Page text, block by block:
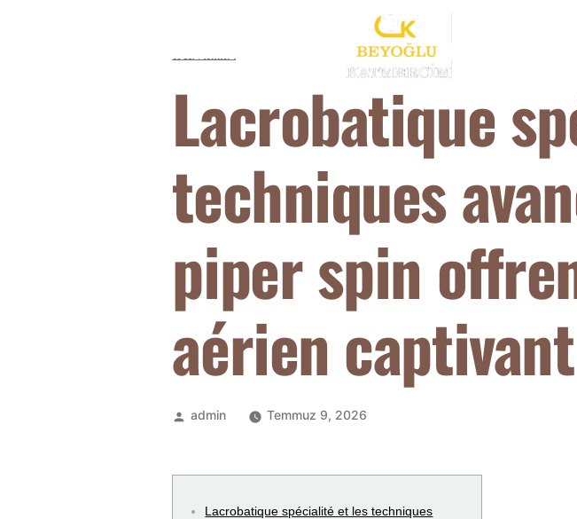
ÜRÜNLERIMIZ
Lacrobatique
techniques
piper spin
aérien captivant
admin Temmuz 9, 2026
Lacrobatique spécialité et les techniques